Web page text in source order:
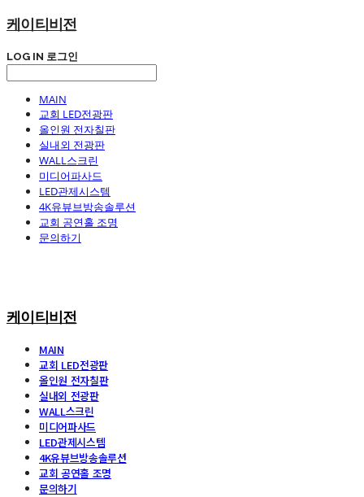
케이티비전
LOG IN 로그인
MAIN
교회 LED전광판
올인원 전자칠판
실내외 전광판
WALL스크린
미디어파사드
LED관제시스템
4K유뷰브방송솔루션
교회 공연홀 조명
문의하기
케이티비전
MAIN
교회 LED전광판
올인원 전자칠판
실내외 전광판
WALL스크린
미디어파사드
LED관제시스템
4K유뷰브방송솔루션
교회 공연홀 조명
문의하기